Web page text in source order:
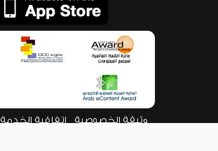
وثيقة الخصوصية اتفاقية الخدمة